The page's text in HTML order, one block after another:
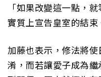
「如果改變這一點，
實質上宣告皇室的結束
加藤也表示，修法將
淆，而若讓愛子成為